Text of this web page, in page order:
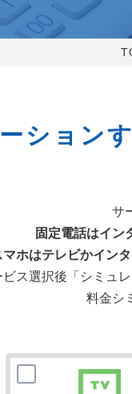
0238-24-
営業時間 9:00～
北海道函館市桔梗町
0138-34-
営業時間 9:00～
0120-173-
営業時間 9:15～
ション
サ
固定電話はイン
マホはテレビかイン
ス選択後「シミュ
料金シ